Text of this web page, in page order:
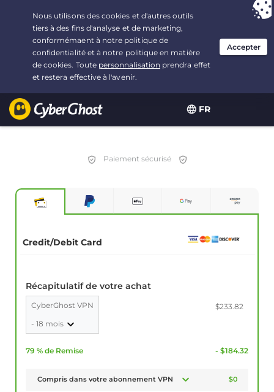
FR
Vous avez opté pour :L'offre la plus avantageuse
2.75 /mois
Paiement sécurisé
Credit/Debit Card
Récapitulatif de votre achat
CyberGhost VPN
- 18 mois
$233.82
79 % de Remise - $184.32
Compris dans votre abonnement VPN $0